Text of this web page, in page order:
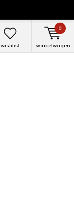
wishlist winkelwagen
0